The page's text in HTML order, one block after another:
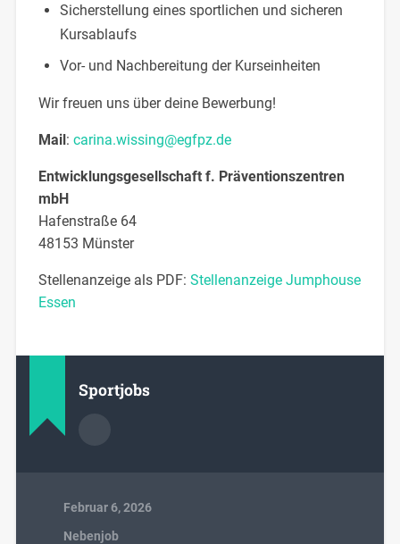
Sicherstellung eines sportlichen und sicheren
Kursablaufs
Vor- und Nachbereitung der Kurseinheiten
Wir freuen uns über deine Bewerbung!
Mail: carina.wissing@egfpz.de
Entwicklungsgesellschaft f. Präventionszentren
mbH
Hafenstraße 64
48153 Münster
Stellenanzeige als PDF: Stellenanzeige Jumphouse
Essen
Sportjobs
Februar 6, 2026
Nebenjob